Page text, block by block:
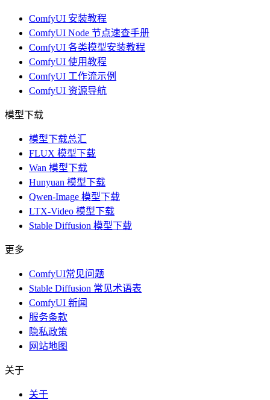
ComfyUI 安装教程
ComfyUI Node 节点速查手册
ComfyUI 各类模型安装教程
ComfyUI 使用教程
ComfyUI 工作流示例
ComfyUI 资源导航
模型下载
模型下载总汇
FLUX 模型下载
Wan 模型下载
Hunyuan 模型下载
Qwen-Image 模型下载
LTX-Video 模型下载
Stable Diffusion 模型下载
更多
ComfyUI常见问题
Stable Diffusion 常见术语表
ComfyUI 新闻
服务条款
隐私政策
网站地图
关于
关于